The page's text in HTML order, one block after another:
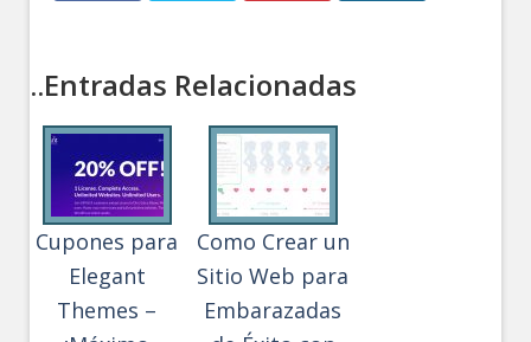
..Entradas Relacionadas
Cupones para
Elegant
Themes –
Como Crear un
Sitio Web para
Embarazadas